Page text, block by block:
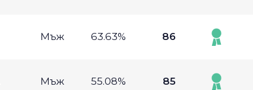
Мъж 63.63% 86
Мъж 55.08% 85